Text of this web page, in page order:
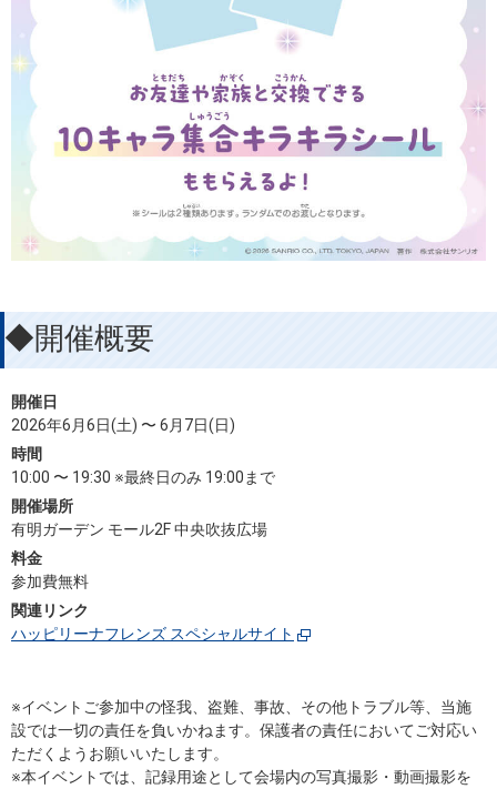
◆開催概要
開催日
2026年6月6日(土) 〜 6月7日(日)
時間
10:00 〜 19:30 ※最終日のみ 19:00まで
開催場所
有明ガーデン モール2F 中央吹抜広場
料金
参加費無料
関連リンク
ハッピリーナフレンズ スペシャルサイト
※イベントご参加中の怪我、盗難、事故、その他トラブル等、当施
設では⼀切の責任を負いかねます。保護者の責任においてご対応い
ただくようお願いいたします。
※本イベントでは、記録用途として会場内の写真撮影・動画撮影を